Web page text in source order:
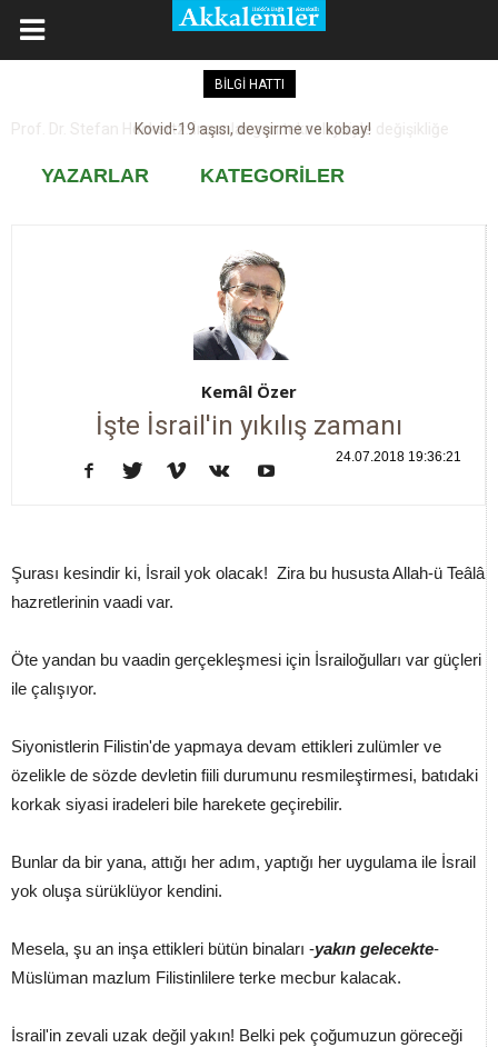
BİLGİ HATTI
Kovid-19 aşısı, devşirme ve kobay!
YAZARLAR KATEGORİLER
Kemâl Özer
İşte İsrail'in yıkılış zamanı
24.07.2018 19:36:21
Şurası kesindir ki, İsrail yok olacak! Zira bu hususta Allah-ü Teâlâ
hazretlerinin vaadi var.
Öte yandan bu vaadin gerçekleşmesi için İsrailoğulları var güçleri
ile çalışıyor.
Siyonistlerin Filistin'de yapmaya devam ettikleri zulümler ve
özelikle de sözde devletin fiili durumunu resmileştirmesi, batıdaki
korkak siyasi iradeleri bile harekete geçirebilir.
Bunlar da bir yana, attığı her adım, yaptığı her uygulama ile İsrail
yok oluşa sürüklüyor kendini.
Mesela, şu an inşa ettikleri bütün binaları -yakın gelecekte-
Müslüman mazlum Filistinlilere terke mecbur kalacak.
İsrail'in zevali uzak değil yakın! Belki pek çoğumuzun göreceği